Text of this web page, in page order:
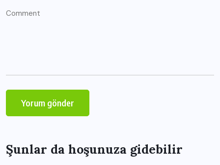
Şunlar da hoşunuza gidebilir